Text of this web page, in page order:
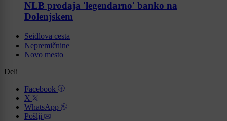
NLB prodaja 'legendarno' banko na
Dolenjskem
Seidlova cesta
Nepremičnine
Novo mesto
Deli
Facebook
X
WhatsApp
Pošlji